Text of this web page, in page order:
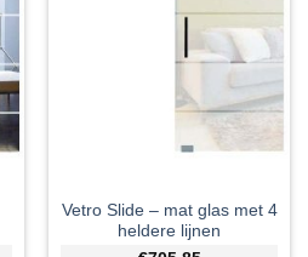
Vetro Slide – mat glas met 4
heldere lijnen